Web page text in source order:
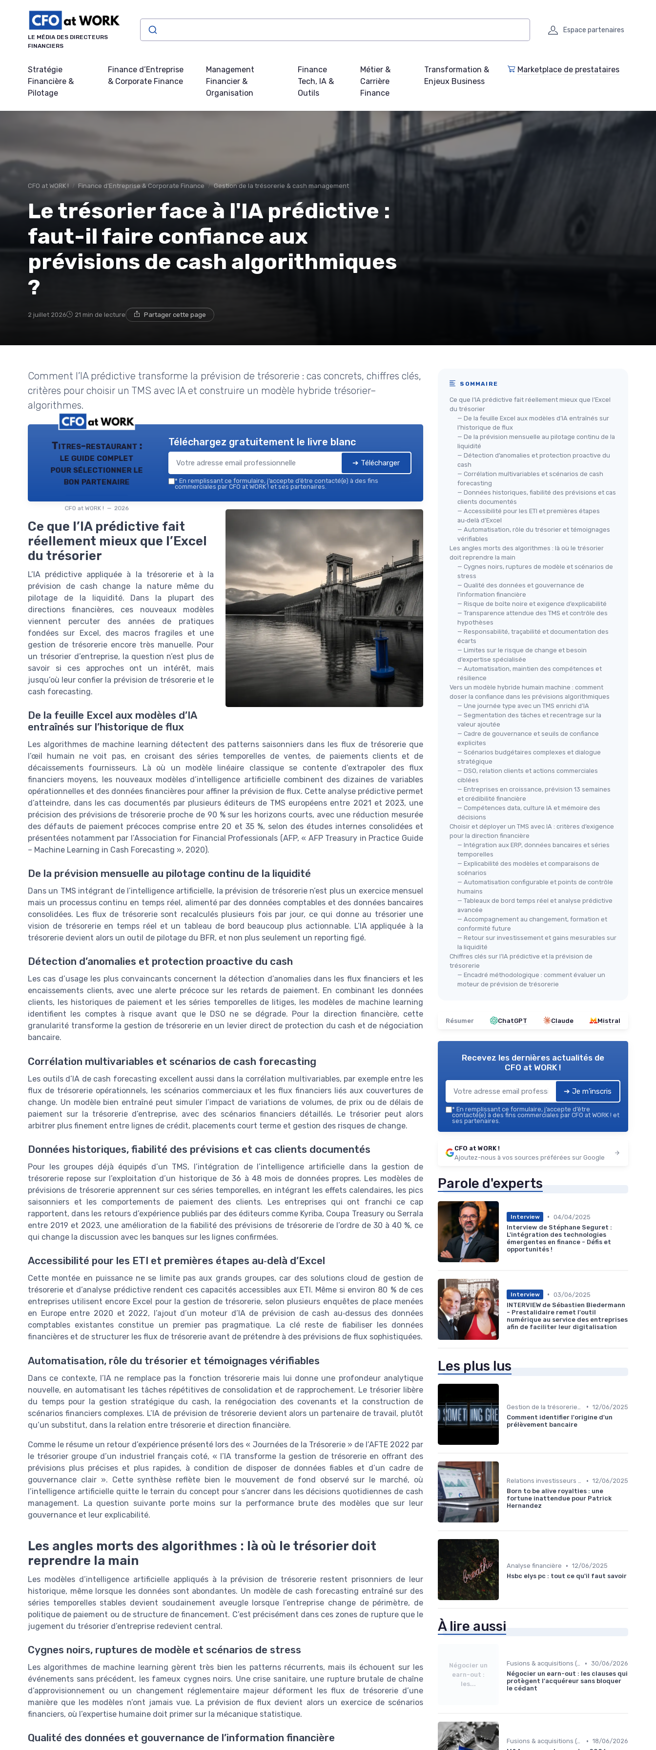
LE MÉDIA DES DIRECTEURS
FINANCIERS
Espace partenaires
Stratégie
Financière &
Pilotage
Finance d’Entreprise
& Corporate Finance
Management
Financier &
Organisation
Finance
Tech, IA &
Outils
Métier &
Carrière
Finance
Transformation &
Enjeux Business
Marketplace de prestataires
CFO at WORK ! Finance d’Entreprise & Corporate Finance Gestion de la trésorerie & cash management
Le trésorier face à l'IA prédictive :
faut-il faire confiance aux
prévisions de cash algorithmiques
?
2 juillet 2026 21 min de lecture Partager cette page
Comment l’IA prédictive transforme la prévision de trésorerie : cas concrets, chiffres clés,
critères pour choisir un TMS avec IA et construire un modèle hybride trésorier–
algorithmes.
Titres-restaurant :
le guide complet
pour sélectionner le
bon partenaire
CFO at WORK ! — 2026
Téléchargez gratuitement le livre blanc
➔ Télécharger
* En remplissant ce formulaire, j’accepte d’être contacté(e) à des fins
commerciales par CFO at WORK ! et ses partenaires.
Ce que l’IA prédictive fait
réellement mieux que l’Excel
du trésorier
L’IA prédictive appliquée à la trésorerie et à la
prévision de cash change la nature même du
pilotage de la liquidité. Dans la plupart des
directions financières, ces nouveaux modèles
viennent percuter des années de pratiques
fondées sur Excel, des macros fragiles et une
gestion de trésorerie encore très manuelle. Pour
un trésorier d’entreprise, la question n’est plus de
savoir si ces approches ont un intérêt, mais
jusqu’où leur confier la prévision de trésorerie et le
cash forecasting.
De la feuille Excel aux modèles d’IA
entraînés sur l’historique de flux
Les algorithmes de machine learning détectent des patterns saisonniers dans les flux de trésorerie que
l’œil humain ne voit pas, en croisant des séries temporelles de ventes, de paiements clients et de
décaissements fournisseurs. Là où un modèle linéaire classique se contente d’extrapoler des flux
financiers moyens, les nouveaux modèles d’intelligence artificielle combinent des dizaines de variables
opérationnelles et des données financières pour affiner la prévision de flux. Cette analyse prédictive permet
d’atteindre, dans les cas documentés par plusieurs éditeurs de TMS européens entre 2021 et 2023, une
précision des prévisions de trésorerie proche de 90 % sur les horizons courts, avec une réduction mesurée
des défauts de paiement précoces comprise entre 20 et 35 %, selon des études internes consolidées et
présentées notamment par l’Association for Financial Professionals (AFP, « AFP Treasury in Practice Guide
– Machine Learning in Cash Forecasting », 2020).
De la prévision mensuelle au pilotage continu de la liquidité
Dans un TMS intégrant de l’intelligence artificielle, la prévision de trésorerie n’est plus un exercice mensuel
mais un processus continu en temps réel, alimenté par des données comptables et des données bancaires
consolidées. Les flux de trésorerie sont recalculés plusieurs fois par jour, ce qui donne au trésorier une
vision de trésorerie en temps réel et un tableau de bord beaucoup plus actionnable. L’IA appliquée à la
trésorerie devient alors un outil de pilotage du BFR, et non plus seulement un reporting figé.
Détection d’anomalies et protection proactive du cash
Les cas d’usage les plus convaincants concernent la détection d’anomalies dans les flux financiers et les
encaissements clients, avec une alerte précoce sur les retards de paiement. En combinant les données
clients, les historiques de paiement et les séries temporelles de litiges, les modèles de machine learning
identifient les comptes à risque avant que le DSO ne se dégrade. Pour la direction financière, cette
granularité transforme la gestion de trésorerie en un levier direct de protection du cash et de négociation
bancaire.
Corrélation multivariables et scénarios de cash forecasting
Les outils d’IA de cash forecasting excellent aussi dans la corrélation multivariables, par exemple entre les
flux de trésorerie opérationnels, les scénarios commerciaux et les flux financiers liés aux couvertures de
change. Un modèle bien entraîné peut simuler l’impact de variations de volumes, de prix ou de délais de
paiement sur la trésorerie d’entreprise, avec des scénarios financiers détaillés. Le trésorier peut alors
arbitrer plus finement entre lignes de crédit, placements court terme et gestion des risques de change.
Données historiques, fiabilité des prévisions et cas clients documentés
Pour les groupes déjà équipés d’un TMS, l’intégration de l’intelligence artificielle dans la gestion de
trésorerie repose sur l’exploitation d’un historique de 36 à 48 mois de données propres. Les modèles de
prévisions de trésorerie apprennent sur ces séries temporelles, en intégrant les effets calendaires, les pics
saisonniers et les comportements de paiement des clients. Les entreprises qui ont franchi ce cap
rapportent, dans les retours d’expérience publiés par des éditeurs comme Kyriba, Coupa Treasury ou Serrala
entre 2019 et 2023, une amélioration de la fiabilité des prévisions de trésorerie de l’ordre de 30 à 40 %, ce
qui change la discussion avec les banques sur les lignes confirmées.
Accessibilité pour les ETI et premières étapes au‑delà d’Excel
Cette montée en puissance ne se limite pas aux grands groupes, car des solutions cloud de gestion de
trésorerie et d’analyse prédictive rendent ces capacités accessibles aux ETI. Même si environ 80 % de ces
entreprises utilisent encore Excel pour la gestion de trésorerie, selon plusieurs enquêtes de place menées
en Europe entre 2020 et 2022, l’ajout d’un moteur d’IA de prévision de cash au‑dessus des données
comptables existantes constitue un premier pas pragmatique. La clé reste de fiabiliser les données
financières et de structurer les flux de trésorerie avant de prétendre à des prévisions de flux sophistiquées.
Automatisation, rôle du trésorier et témoignages vérifiables
Dans ce contexte, l’IA ne remplace pas la fonction trésorerie mais lui donne une profondeur analytique
nouvelle, en automatisant les tâches répétitives de consolidation et de rapprochement. Le trésorier libère
du temps pour la gestion stratégique du cash, la renégociation des covenants et la construction de
scénarios financiers complexes. L’IA de prévision de trésorerie devient alors un partenaire de travail, plutôt
qu’un substitut, dans la relation entre trésorerie et direction financière.
Comme le résume un retour d’expérience présenté lors des « Journées de la Trésorerie » de l’AFTE 2022 par
le trésorier groupe d’un industriel français coté, « l’IA transforme la gestion de trésorerie en offrant des
prévisions plus précises et plus rapides, à condition de disposer de données fiables et d’un cadre de
gouvernance clair ». Cette synthèse reflète bien le mouvement de fond observé sur le marché, où
l’intelligence artificielle quitte le terrain du concept pour s’ancrer dans les décisions quotidiennes de cash
management. La question suivante porte moins sur la performance brute des modèles que sur leur
gouvernance et leur explicabilité.
Les angles morts des algorithmes : là où le trésorier doit
reprendre la main
Les modèles d’intelligence artificielle appliqués à la prévision de trésorerie restent prisonniers de leur
historique, même lorsque les données sont abondantes. Un modèle de cash forecasting entraîné sur des
séries temporelles stables devient soudainement aveugle lorsque l’entreprise change de périmètre, de
politique de paiement ou de structure de financement. C’est précisément dans ces zones de rupture que le
jugement du trésorier d’entreprise redevient central.
Cygnes noirs, ruptures de modèle et scénarios de stress
Les algorithmes de machine learning gèrent très bien les patterns récurrents, mais ils échouent sur les
événements sans précédent, les fameux cygnes noirs. Une crise sanitaire, une rupture brutale de chaîne
d’approvisionnement ou un changement réglementaire majeur déforment les flux de trésorerie d’une
manière que les modèles n’ont jamais vue. La prévision de flux devient alors un exercice de scénarios
financiers, où l’expertise humaine doit primer sur la mécanique statistique.
Qualité des données et gouvernance de l’information financière
SOMMAIRE
Ce que l’IA prédictive fait réellement mieux que l’Excel
du trésorier
— De la feuille Excel aux modèles d’IA entraînés sur
l’historique de flux
— De la prévision mensuelle au pilotage continu de la
liquidité
— Détection d’anomalies et protection proactive du
cash
— Corrélation multivariables et scénarios de cash
forecasting
— Données historiques, fiabilité des prévisions et cas
clients documentés
— Accessibilité pour les ETI et premières étapes
au‑delà d’Excel
— Automatisation, rôle du trésorier et témoignages
vérifiables
Les angles morts des algorithmes : là où le trésorier
doit reprendre la main
— Cygnes noirs, ruptures de modèle et scénarios de
stress
— Qualité des données et gouvernance de
l’information financière
— Risque de boîte noire et exigence d’explicabilité
— Transparence attendue des TMS et contrôle des
hypothèses
— Responsabilité, traçabilité et documentation des
écarts
— Limites sur le risque de change et besoin
d’expertise spécialisée
— Automatisation, maintien des compétences et
résilience
Vers un modèle hybride humain machine : comment
doser la confiance dans les prévisions algorithmiques
— Une journée type avec un TMS enrichi d’IA
— Segmentation des tâches et recentrage sur la
valeur ajoutée
— Cadre de gouvernance et seuils de confiance
explicites
— Scénarios budgétaires complexes et dialogue
stratégique
— DSO, relation clients et actions commerciales
ciblées
— Entreprises en croissance, prévision 13 semaines
et crédibilité financière
— Compétences data, culture IA et mémoire des
décisions
Choisir et déployer un TMS avec IA : critères d’exigence
pour la direction financière
— Intégration aux ERP, données bancaires et séries
temporelles
— Explicabilité des modèles et comparaisons de
scénarios
— Automatisation configurable et points de contrôle
humains
— Tableaux de bord temps réel et analyse prédictive
avancée
— Accompagnement au changement, formation et
conformité future
— Retour sur investissement et gains mesurables sur
la liquidité
Chiffres clés sur l’IA prédictive et la prévision de
trésorerie
— Encadré méthodologique : comment évaluer un
moteur de prévision de trésorerie
Résumer ChatGPT Claude Mistral
Recevez les dernières actualités de
CFO at WORK !
➔ Je m'inscris
* En remplissant ce formulaire, j’accepte d’être
contacté(e) à des fins commerciales par CFO at WORK ! et
ses partenaires.
CFO at WORK !
Ajoutez-nous à vos sources préférées sur Google
Parole d'experts
Interview • 04/04/2025
Interview de Stéphane Seguret :
L'intégration des technologies
émergentes en finance - Défis et
opportunités !
Interview • 03/06/2025
INTERVIEW de Sébastien Biedermann
- Prestalidaire remet l'outil
numérique au service des entreprises
afin de faciliter leur digitalisation
Les plus lus
• 12/06/2025
Comment identifier l'origine d'un
prélèvement bancaire
Relations investisseurs & actionnaires • 12/06/2025
Born to be alive royalties : une
fortune inattendue pour Patrick
Hernandez
Analyse financière • 12/06/2025
Hsbc elys pc : tout ce qu'il faut savoir
À lire aussi
Négocier un
earn-out :
les...
Fusions & acquisitions (M&A) • 30/06/2026
Négocier un earn-out : les clauses qui
protègent l'acquéreur sans bloquer
le cédant
Fusions & acquisitions (M&A) • 18/06/2026